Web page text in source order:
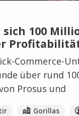
100
Commerce-
über rund
Prosus und
Gorillas